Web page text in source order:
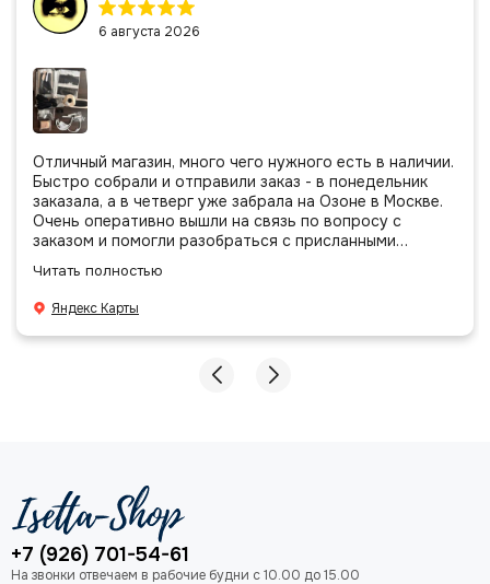
6 августа 2026
Отличный магазин, много чего нужного есть в наличии.
Быстро собрали и отправили заказ - в понедельник
заказала, а в четверг уже забрала на Озоне в Москве.
Очень оперативно вышли на связь по вопросу с
заказом и помогли разобраться с присланными
даже есть подарочек, очень приятно. Спасибо
большое команде!
Читать полностью
Яндекс Карты
+7 (926) 701-54-61